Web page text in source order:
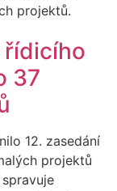
projektů.
řídicího
37
12. zasedání
projektů